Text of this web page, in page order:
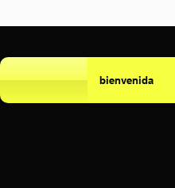
bienvenida